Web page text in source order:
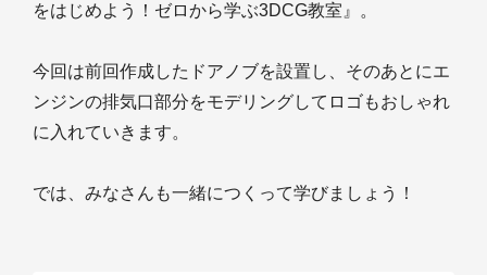
をはじめよう！ゼロから学ぶ3DCG教室』。
今回は前回作成したドアノブを設置し、そのあとにエ
ンジンの排気口部分をモデリングしてロゴもおしゃれ
に入れていきます。
では、みなさんも一緒につくって学びましょう！